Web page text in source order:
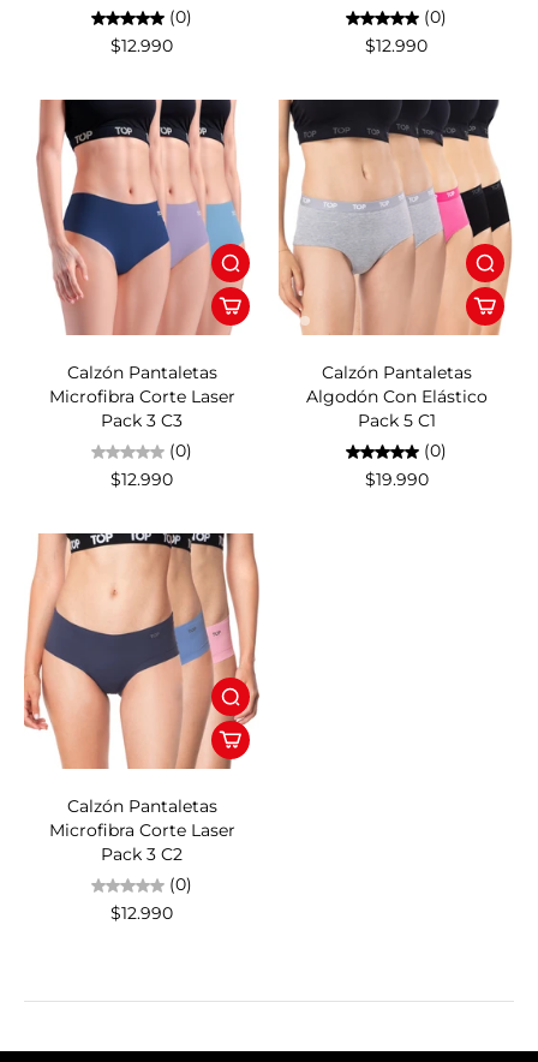
(0)
$12.990
(0)
$12.990
Calzón Pantaletas
Microfibra Corte Laser
Pack 3 C3
(0)
$12.990
Calzón Pantaletas
Algodón Con Elástico
Pack 5 C1
(0)
$19.990
Calzón Pantaletas
Microfibra Corte Laser
Pack 3 C2
(0)
$12.990